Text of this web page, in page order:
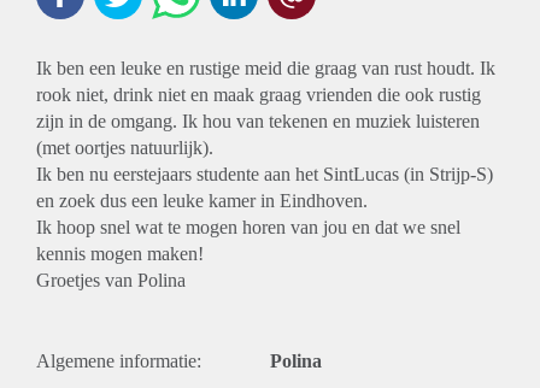
Ik ben een leuke en rustige meid die graag van rust houdt. Ik
rook niet, drink niet en maak graag vrienden die ook rustig
zijn in de omgang. Ik hou van tekenen en muziek luisteren
(met oortjes natuurlijk).
Ik ben nu eerstejaars studente aan het SintLucas (in Strijp-S)
en zoek dus een leuke kamer in Eindhoven.
Ik hoop snel wat te mogen horen van jou en dat we snel
kennis mogen maken!
Groetjes van Polina
Algemene informatie: Polina